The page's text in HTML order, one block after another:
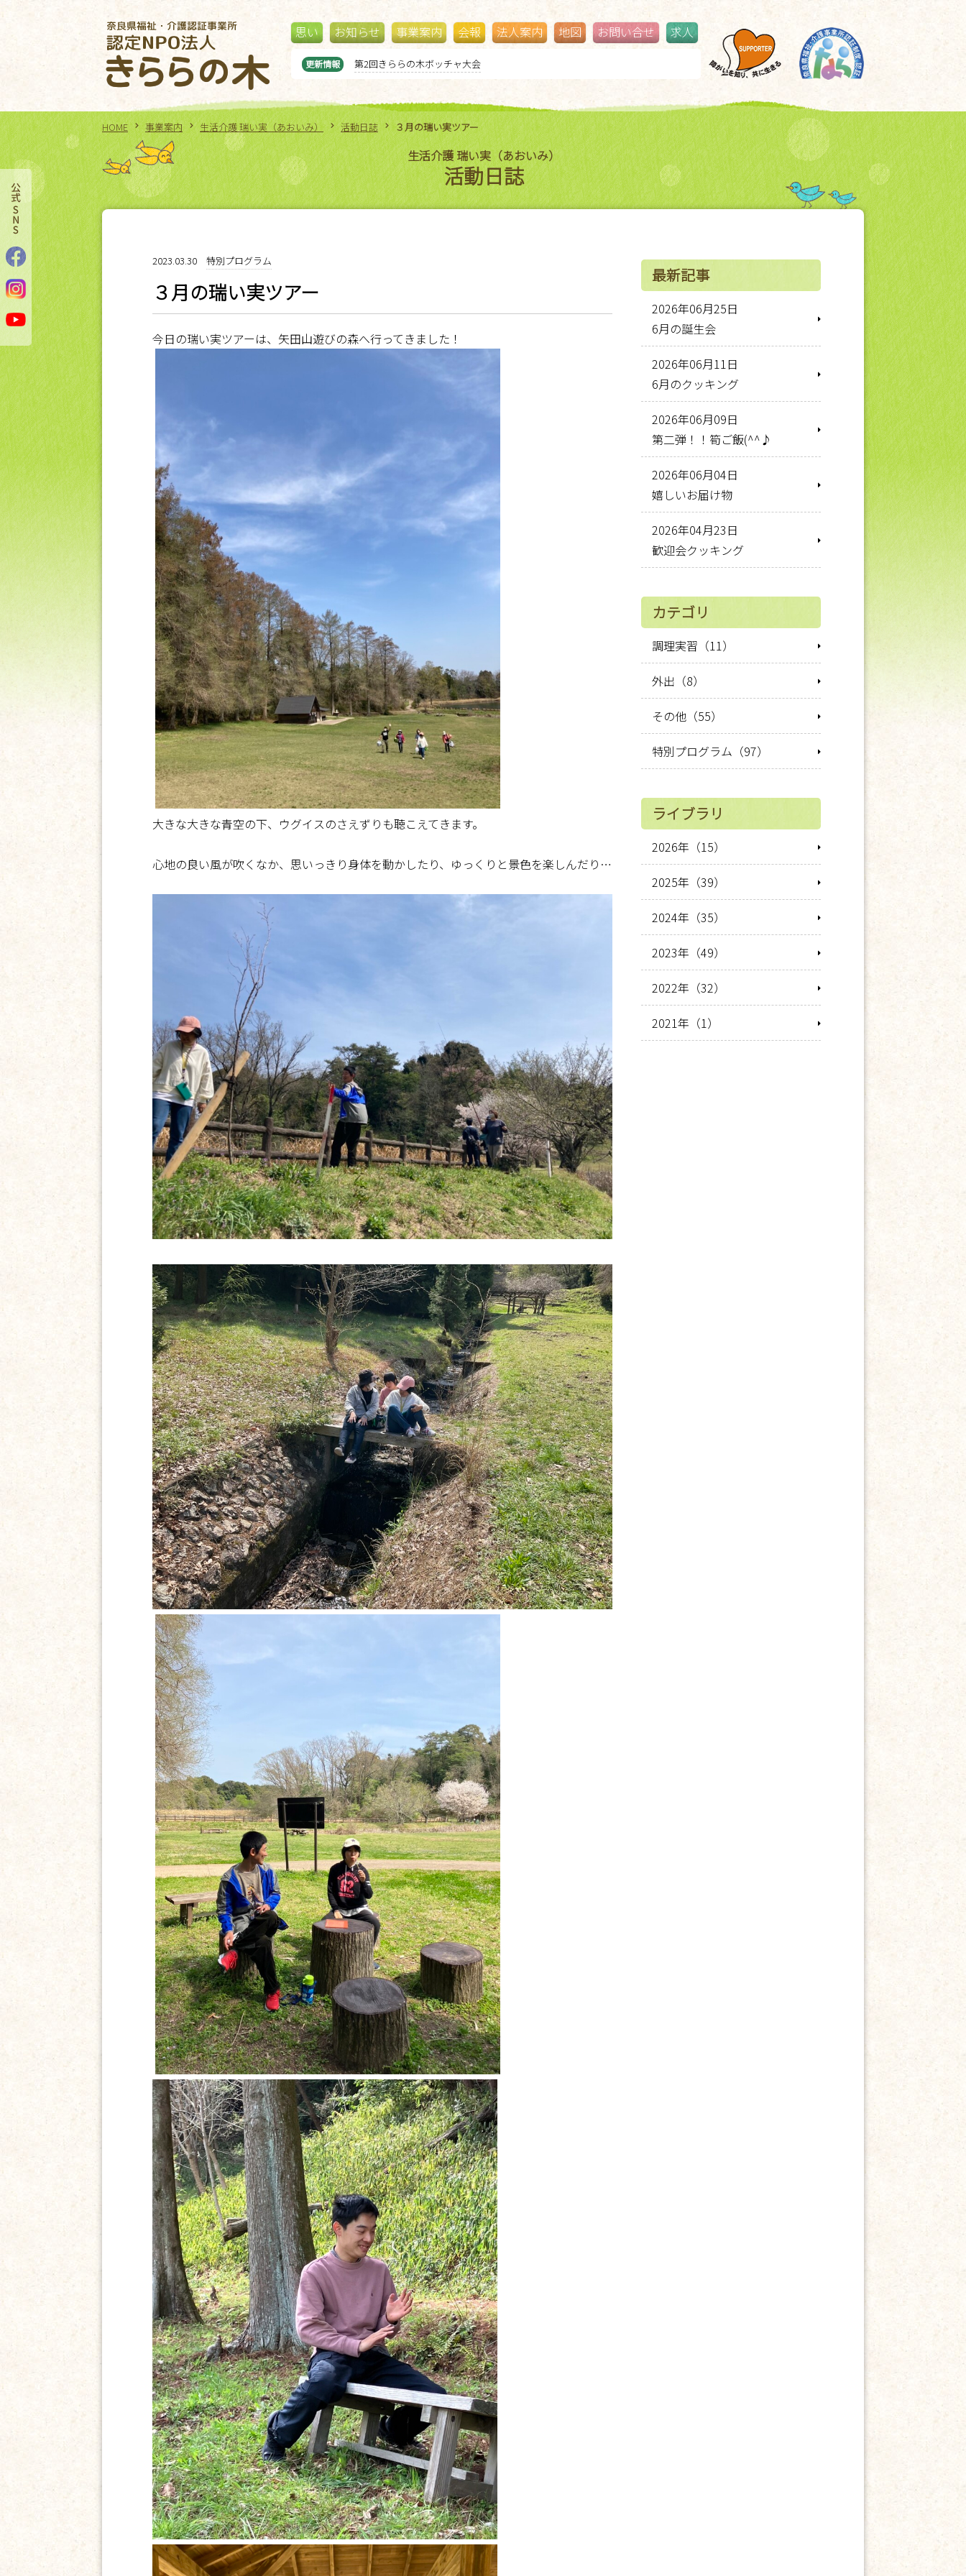
思い お知らせ 事業案内 会報 法人案内 地図 お問い合せ 求人
ボッチャ大会 更新情報 ジブリパークに行ってきました！ 更新情報 鳥見ふるさと夏祭り
HOME 事業案内 生活介護 瑞い実（あおいみ） 活動日誌 ３月の瑞い実ツアー
生活介護 瑞い実（あおいみ）
活動日誌
2023.03.30 特別プログラム
３月の瑞い実ツアー
今日の瑞い実ツアーは、矢田山遊びの森へ行ってきました！
大きな大きな青空の下、ウグイスのさえずりも聴こえてきます。
心地の良い風が吹くなか、思いっきり身体を動かしたり、ゆっくりと景色を楽しんだり…
最新記事
2026年06月25日
6月の誕生会
2026年06月11日
6月のクッキング
2026年06月09日
第二弾！！筍ご飯(^^♪
2026年06月04日
嬉しいお届け物
2026年04月23日
歓迎会クッキング
カテゴリ
調理実習（11）
外出（8）
その他（55）
特別プログラム（97）
ライブラリ
2026年（15）
2025年（39）
2024年（35）
2023年（49）
2022年（32）
2021年（1）